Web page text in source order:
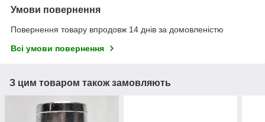
Умови повернення
Повернення товару впродовж 14 днів за домовленістю
Всі умови повернення
З цим товаром також замовляють